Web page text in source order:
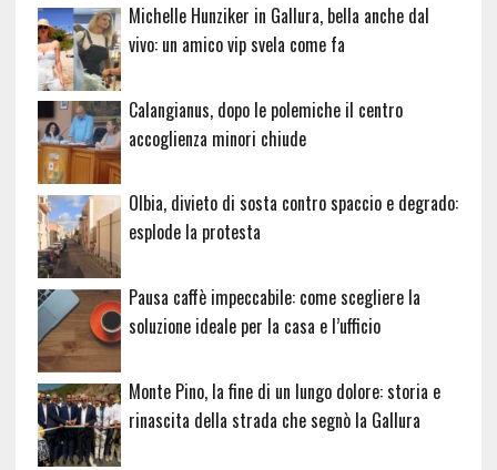
Michelle Hunziker in Gallura, bella anche dal
vivo: un amico vip svela come fa
Calangianus, dopo le polemiche il centro
accoglienza minori chiude
Olbia, divieto di sosta contro spaccio e degrado:
esplode la protesta
Pausa caffè impeccabile: come scegliere la
soluzione ideale per la casa e l’ufficio
Monte Pino, la fine di un lungo dolore: storia e
rinascita della strada che segnò la Gallura